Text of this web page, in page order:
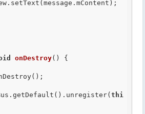
onDestroy() {
EventBus.getDefault().unregister(
thi